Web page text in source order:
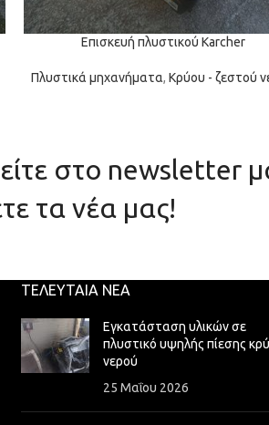
Επισκευή πλυστικού Karcher
Πλυστικά μηχανήματα, Κρύου - ζεστού
στο newsletter
τα νέα μας!
ΤΕΛΕΥΤΑΊΑ ΝΈΑ
Εγκατάσταση υλικών σε
πλυστικό υψηλής πίεσης
νερού
25 Μαΐου 2026